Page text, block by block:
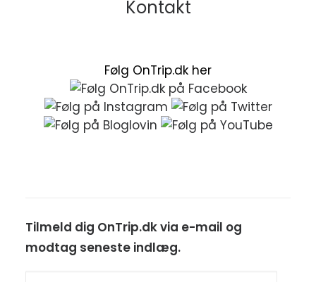
Kontakt
Følg OnTrip.dk her
Tilmeld dig OnTrip.dk via e-mail og
modtag seneste indlæg.